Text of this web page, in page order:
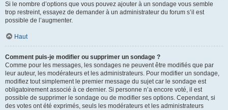
Si le nombre d’options que vous pouvez ajouter à un sondage vous semble
trop restreint, essayez de demander à un administrateur du forum s’il est
possible de l’augmenter.
Haut
Comment puis-je modifier ou supprimer un sondage ?
Comme pour les messages, les sondages ne peuvent être modifiés que par
leur auteur, les modérateurs et les administrateurs. Pour modifier un sondage,
modifiez tout simplement le premier message du sujet car le sondage est
obligatoirement associé à ce dernier. Si personne n’a encore voté, il est
possible de supprimer le sondage ou de modifier ses options. Cependant, si
des votes ont été exprimés, seuls les modérateurs et les administrateurs